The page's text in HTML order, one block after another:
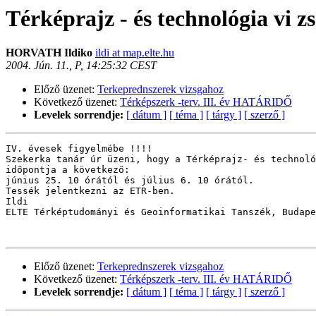
Térképrajz - és technológia vi
HORVATH Ildiko ildi at map.elte.hu
2004. Jún. 11., P, 14:25:32 CEST
Előző üzenet: Terkeprednszerek vizsgahoz
Következő üzenet: Térképszerk -terv. III. év HATÁRIDŐ
Levelek sorrendje: [ dátum ] [ téma ] [ tárgy ] [ szerző ]
IV. évesek figyelmébe !!!!
Szekerka tanár úr üzeni, hogy a Térképrajz- és
időpontja a következő:
június 25. 10 órától és július 6. 10 órától.
Tessék jelentkezni az ETR-ben.
Ildi
ELTE Térképtudományi és Geoinformatikai Tanszék,
Előző üzenet: Terkeprednszerek vizsgahoz
Következő üzenet: Térképszerk -terv. III. év HATÁRIDŐ
Levelek sorrendje: [ dátum ] [ téma ] [ tárgy ] [ szerző ]